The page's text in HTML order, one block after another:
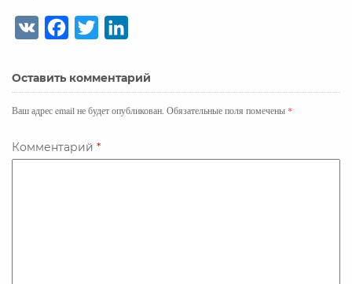
e
b
o
k
t
r
k
e
n
Оставить комментарий
Ваш адрес email не будет опубликован. Обязательные поля помечены *
Комментарий *